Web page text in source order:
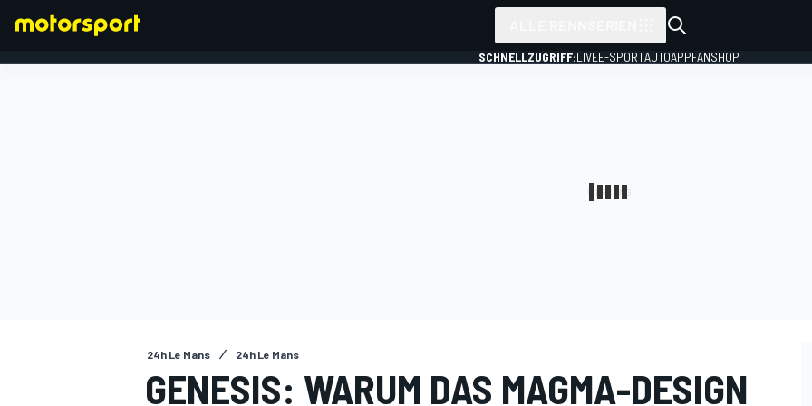
SCHNELLZUGRIFF:LIVEE-SPORTAUTOAPPFANSHOP
24h Le Mans 24h Le Mans
GENESIS: WARUM DAS MAGMA-DESIGN